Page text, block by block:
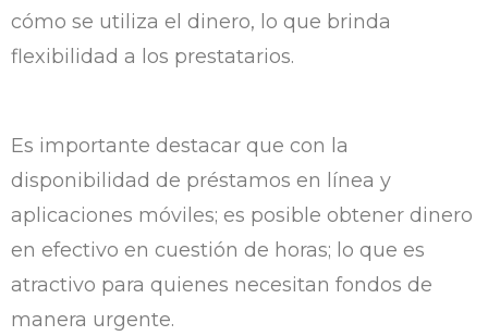
cómo se utiliza el dinero, lo que brinda
flexibilidad a los prestatarios.
Es importante destacar que con la
disponibilidad de préstamos en línea y
aplicaciones móviles; es posible obtener dinero
en efectivo en cuestión de horas; lo que es
atractivo para quienes necesitan fondos de
manera urgente.